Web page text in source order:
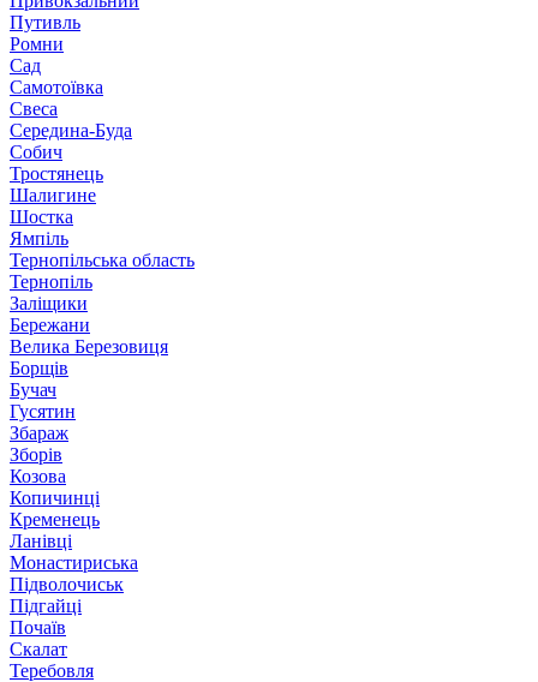
Путивль
Ромни
Сад
Самотоївка
Свеса
Середина-Буда
Собич
Тростянець
Шалигине
Шостка
Ямпіль
Тернопільська область
Тернопіль
Заліщики
Бережани
Велика Березовиця
Борщів
Бучач
Гусятин
Збараж
Зборів
Козова
Копичинці
Кременець
Ланівці
Монастириська
Підволочиськ
Підгайці
Почаїв
Скалат
Теребовля